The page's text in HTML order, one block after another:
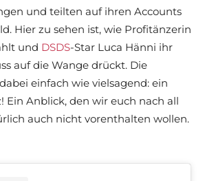
und teilten auf ihren Accounts
Hier zu sehen ist, wie Profitänzerin
und DSDS-Star Luca Hänni ihr
auf die Wange drückt. Die
einfach wie vielsagend: ein
Ein Anblick, den wir euch nach all
auch nicht vorenthalten wollen.